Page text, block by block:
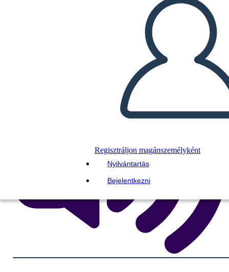
Regisztráljon magánszemélyként
Nyilvántartás
Bejelentkezni
KÉSZÍTSEN EGY STORYBOARDOT
DIAVETÍTÉS LEJÁTSZÁSA
OLVASS NEKEM